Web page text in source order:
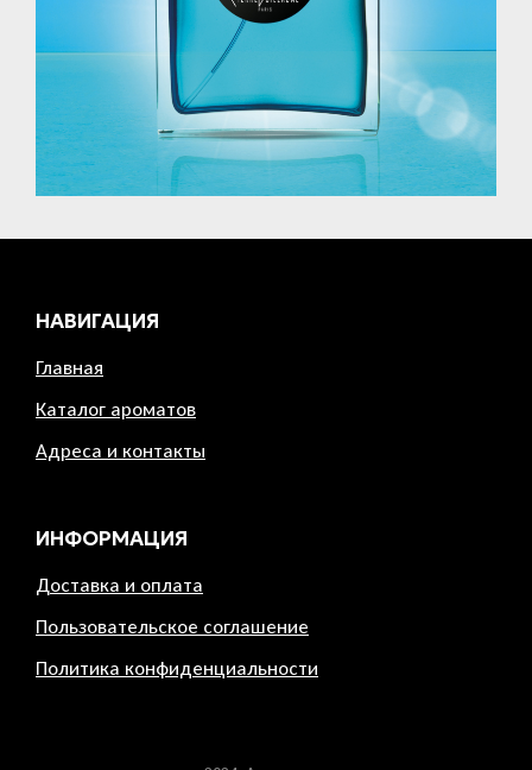
НАВИГАЦИЯ
Главная
Каталог ароматов
Адреса и контакты
ИНФОРМАЦИЯ
Доставка и оплата
Пользовательское соглашение
Политика конфиденциальности